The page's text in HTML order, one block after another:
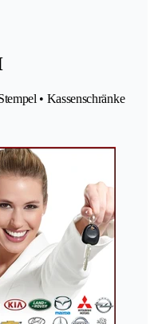
• Kassenschränke